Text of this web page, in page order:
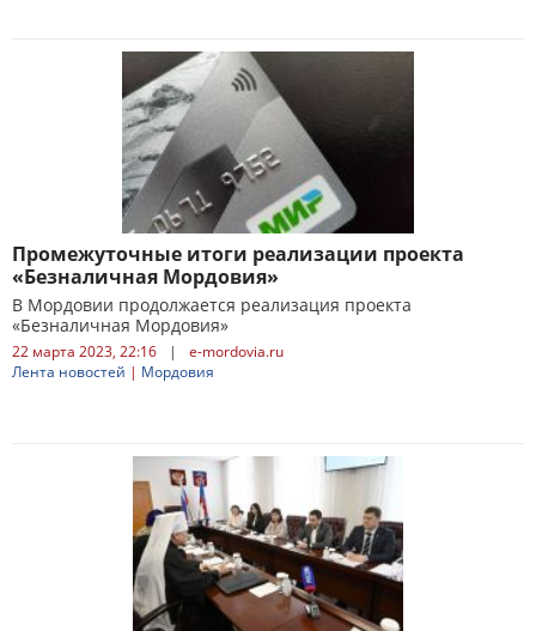
Промежуточные итоги реализации проекта
«Безналичная Мордовия»
В Мордовии продолжается реализация проекта
«Безналичная Мордовия»
22 марта 2023, 22:16 |
e-mordovia.ru
Лента новостей | Мордовия